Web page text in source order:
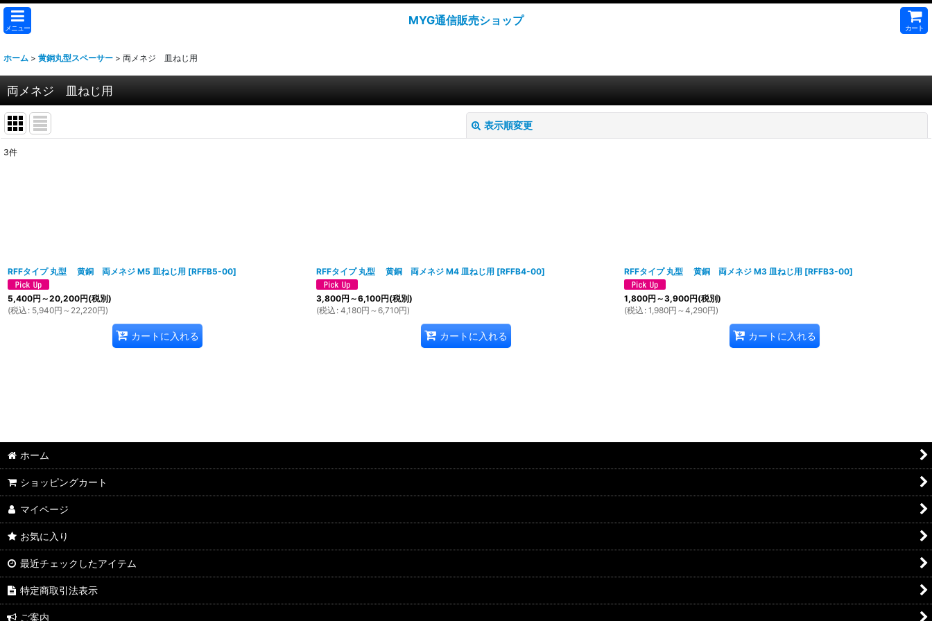
メニュー
MYG通信販売ショップ
カート
ホーム > 黄銅丸型スペーサー > 両メネジ 皿ねじ用
両メネジ 皿ねじ用
表示順変更
3件
RFFタイプ 丸型 黄銅 両メネジ M5 皿ねじ用 [RFFB5-00]
5,400円 ～20,200円(税別)
(税込 : 5,940円 ～22,220円)
カートに入れる
RFFタイプ 丸型 黄銅 両メネジ M4 皿ねじ用 [RFFB4-00]
3,800円 ～6,100円(税別)
(税込 : 4,180円 ～6,710円)
カートに入れる
RFFタイプ 丸型 黄銅 両メネジ M3 皿ねじ用 [RFFB3-00]
1,800円 ～3,900円(税別)
(税込 : 1,980円 ～4,290円)
カートに入れる
ホーム
ショッピングカート
マイページ
お気に入り
最近チェックしたアイテム
特定商取引法表示
ご案内